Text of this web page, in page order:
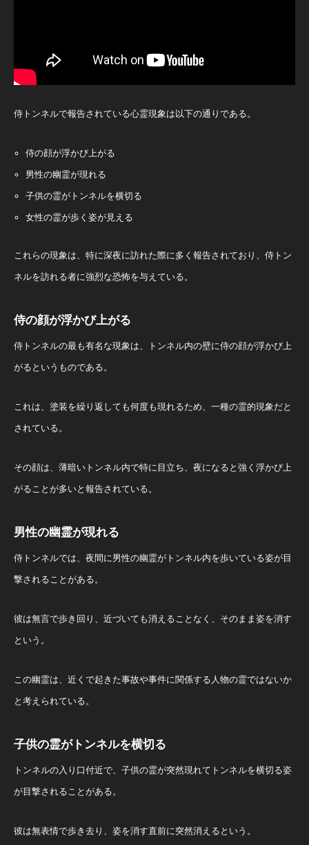
侍トンネルで報告されている心霊現象は以下の通りである。
侍の顔が浮かび上がる
男性の幽霊が現れる
子供の霊がトンネルを横切る
女性の霊が歩く姿が見える
これらの現象は、特に深夜に訪れた際に多く報告されており、侍トン
ネルを訪れる者に強烈な恐怖を与えている​。
侍の顔が浮かび上がる
侍トンネルの最も有名な現象は、トンネル内の壁に侍の顔が浮かび上
がるというものである。
これは、塗装を繰り返しても何度も現れるため、一種の霊的現象だと
されている。
その顔は、薄暗いトンネル内で特に目立ち、夜になると強く浮かび上
がることが多いと報告されている。
男性の幽霊が現れる
侍トンネルでは、夜間に男性の幽霊がトンネル内を歩いている姿が目
撃されることがある。
彼は無言で歩き回り、近づいても消えることなく、そのまま姿を消す
という。
この幽霊は、近くで起きた事故や事件に関係する人物の霊ではないか
と考えられている​。
子供の霊がトンネルを横切る
トンネルの入り口付近で、子供の霊が突然現れてトンネルを横切る姿
が目撃されることがある。
彼は無表情で歩き去り、姿を消す直前に突然消えるという。